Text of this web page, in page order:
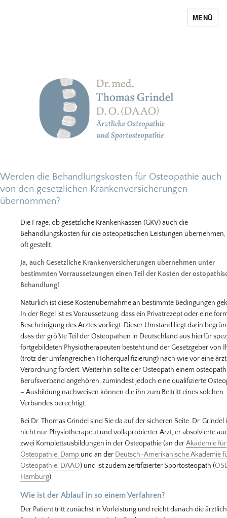
MENÜ
Werden die Behandlungskosten für Osteopathie auch
von den gesetzlichen Krankenversicherungen
übernommen?
Die Frage, ob gesetzliche Krankenkassen (GKV) auch die
Behandlungskosten für die osteopatischen Leistungen
oft gestellt.
Ja, auch Gesetzliche Krankenversicherungen übernehmen unter
bestimmten Vorraussetzungen einen Teil der Kosten der
Behandlung!
Natürlich ist diese Kostenübernahme an bestimmte Bedingungen
In der Regel ist es Voraussetzung, dass ein Privatrezept oder eine
Bescheinigung des Arztes vorliegt. Dieser Umstand liegt darin
dass der größte Teil der Osteopathen in Deutschland aus hierfür
fortgebildeten Physiotherapeuten besteht und der Gesetzgeber von
(trotz der umfangreichen Höherqualifizierung) nach wie vor eine
Verordnung fordert. Weiterhin sollte der Osteopath einem
Berufsverband angehören, zumindest jedoch eine qualifizierte
– Ausbildung nachweisen können die ihn zum Beitritt eines solchen
Verbandes berechtigt.
Bei Dr. Thomas Grindel sind Sie da auf der sicheren Seite. Dr. Grindel
nicht nur Physiotherapeut und vollaprobierter Arzt, er absolvierte
zwei Komplettausbildungen in der Osteopathie (an derAkademie für
Osteopathie, Damp und an der Deutsch-Amerikanische Akademie
Osteopathie, DAAO) und ist zudem zertifizierter Sportosteopath (
Hamburg).
Wie ist der Ablauf in so einem Verfahren?
Der Patient tritt zunächst in Vorleistung und reicht danach die